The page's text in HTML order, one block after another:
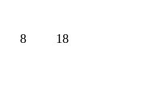
8 18